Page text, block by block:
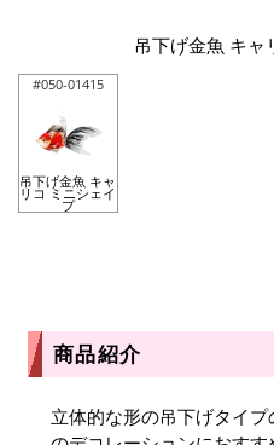
吊下げ金魚 キャ
#050-01415
吊下げ金魚 キャ
リコ ミニシェイ
プ
商品紹介
立体的な形の吊下げタイ